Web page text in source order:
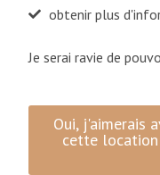
obtenir plus
Je serai ravie de
Oui, j'aimerais
cette location